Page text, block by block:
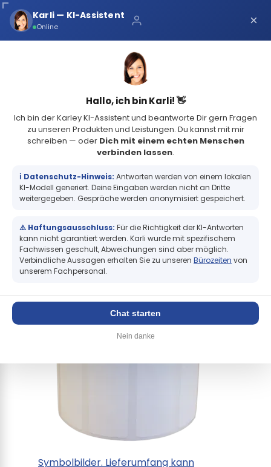
Über uns
Schnelle Lieferung
4.8(73 Bewertungen)
Zebra Z-Select 2000T, Etikettenrolle, Normalpapier, 101,6x152,4mm,
Zebra Z-Select 2000T, Etikettenrolle,
Normalpapier, 101,6x152,4mm, KD
Etiketten/Rolle
Symbolbilder. Lieferumfang kann
×
Karli — KI-Assistent
Online ×
Hallo, ich bin Karli! 👋
Ich bin der Karley KI-Assistent und beantworte Dir gern Fragen
zu unseren Produkten und Leistungen. Du kannst mit mir
schreiben — oder Dich mit einem echten Menschen
verbinden lassen.
ℹ️ Datenschutz-Hinweis: Antworten werden von einem lokalen
KI-Modell generiert. Deine Eingaben werden nicht an Dritte
weitergegeben. Gespräche werden anonymisiert gespeichert.
⚠️ Haftungsausschluss: Für die Richtigkeit der KI-Antworten
kann nicht garantiert werden. Karli wurde mit spezifischem
Fachwissen geschult, Abweichungen sind aber möglich.
Verbindliche Aussagen erhalten Sie zu unseren Bürozeiten von
unserem Fachpersonal.
Chat starten
Nein danke